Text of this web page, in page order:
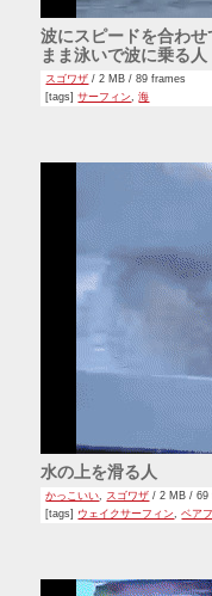
波にスピードを合わ
まま泳いで波に乗る人
スゴワザ / 2 MB / 89 frames
[tags]サーフィン ,海
水の上を滑る人
かっこいい, スゴワザ / 2 MB / 69
[tags] ウェイクサーフィン ,ベア